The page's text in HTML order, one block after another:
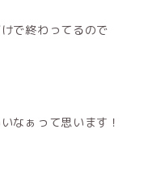
で終わってるので
なぁって思います！